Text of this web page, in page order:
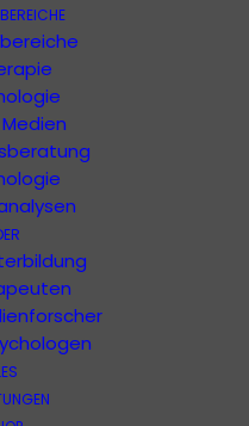
bereits